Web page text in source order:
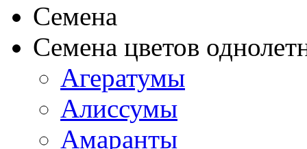
Семена
Семена цветов
Агератумы
Алиссумы
Амаранты